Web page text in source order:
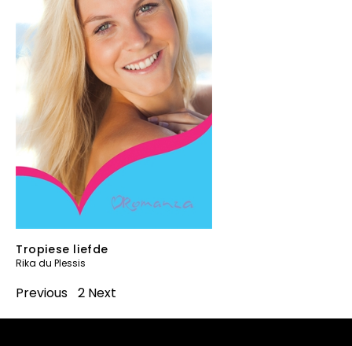
Tropiese liefde
Rika du Plessis
Previous 2 Next